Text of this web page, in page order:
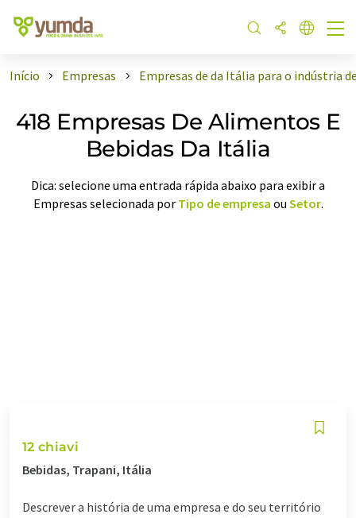
Início Empresas Empresas de da Itália para o indústria
418 Empresas De Alimentos E
Bebidas Da Itália
Dica: selecione uma entrada rápida abaixo para exibir a
Empresas selecionada por Tipo de empresa ou Setor.
12 chiavi
Bebidas, Trapani, Itália
Descrever a história de uma empresa e do seu território